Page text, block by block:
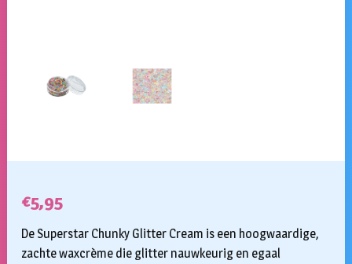
€5,95
De Superstar Chunky Glitter Cream is een hoogwaardige,
zachte waxcrème die glitter nauwkeurig en egaal